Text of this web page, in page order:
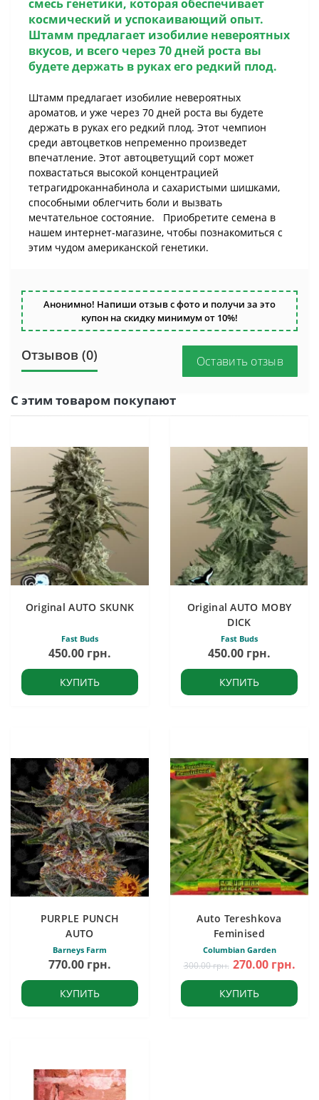
смесь генетики, которая обеспечивает
космический и успокаивающий опыт.
Штамм предлагает изобилие невероятных
вкусов, и всего через 70 дней роста вы
будете держать в руках его редкий плод.
Штамм предлагает изобилие невероятных
ароматов, и уже через 70 дней роста вы будете
держать в руках его редкий плод. Этот чемпион
среди автоцветков непременно произведет
впечатление. Этот автоцветущий сорт может
похвастаться высокой концентрацией
тетрагидроканнабинола и сахаристыми шишками,
способными облегчить боли и вызвать
мечтательное состояние. Приобретите семена в
нашем интернет-магазине, чтобы познакомиться с
этим чудом американской генетики.
Анонимно! Напиши отзыв с фото и получи за это
купон на скидку минимум от 10%!
Отзывов (0) Оставить отзыв
С этим товаром покупают
Original AUTO SKUNK
Fast Buds
450.00 грн.
КУПИТЬ
Original AUTO MOBY
DICK
Fast Buds
450.00 грн.
КУПИТЬ
PURPLE PUNCH
AUTO
Barneys Farm
770.00 грн.
КУПИТЬ
Auto Tereshkova
Feminised
Columbian Garden
300.00 грн. 270.00 грн.
КУПИТЬ